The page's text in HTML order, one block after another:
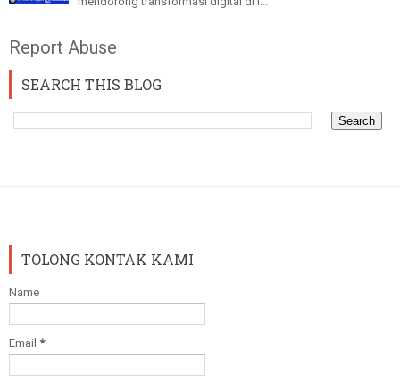
Report Abuse
SEARCH THIS BLOG
TOLONG KONTAK KAMI
Name
Email *